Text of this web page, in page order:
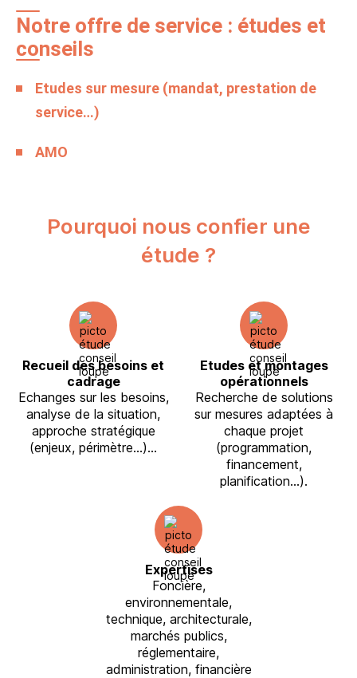
Notre offre de service : études et
conseils
Etudes sur mesure (mandat, prestation de
service…)
AMO
Pourquoi nous confier une
étude ?
Recueil des besoins et
cadrage
Echanges sur les besoins,
analyse de la situation,
approche stratégique
(enjeux, périmètre…)…
Etudes et montages
opérationnels
Recherche de solutions
sur mesures adaptées à
chaque projet
(programmation,
financement,
planification…).
Expertises
Foncière,
environnementale,
technique, architecturale,
marchés publics,
réglementaire,
administration, financière